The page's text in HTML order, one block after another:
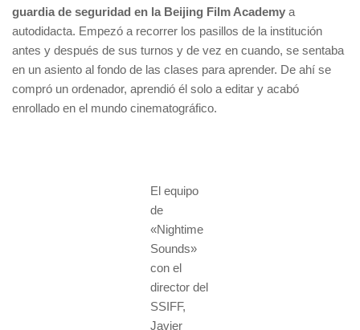
guardia de seguridad en la Beijing Film Academy a
autodidacta. Empezó a recorrer los pasillos de la institución
antes y después de sus turnos y de vez en cuando, se sentaba
en un asiento al fondo de las clases para aprender. De ahí se
compró un ordenador, aprendió él solo a editar y acabó
enrollado en el mundo cinematográfico.
El equipo
de
«Nightime
Sounds»
con el
director del
SSIFF,
Javier